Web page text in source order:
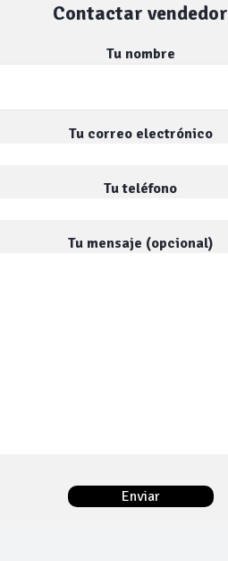
Contactar vendedor
Tu nombre
Tu correo electrónico
Tu teléfono
Tu mensaje (opcional)